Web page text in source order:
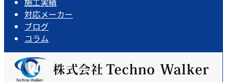
対応メーカー
ブログ
コラム